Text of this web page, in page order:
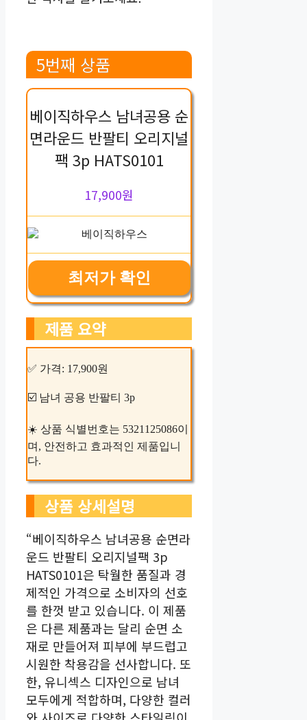
5번째 상품
베이직하우스 남녀공용 순
면라운드 반팔티 오리지널
팩 3p HATS0101
17,900원
최저가 확인
제품 요약
✅ 가격: 17,900원
☑️ 남녀 공용 반팔티 3p
☀️ 상품 식별번호는 5321125086이
며, 안전하고 효과적인 제품입니
다.
상품 상세설명
“베이직하우스 남녀공용 순면라
운드 반팔티 오리지널팩 3p
HATS0101은 탁월한 품질과 경
제적인 가격으로 소비자의 선호
를 한껏 받고 있습니다. 이 제품
은 다른 제품과는 달리 순면 소
재로 만들어져 피부에 부드럽고
시원한 착용감을 선사합니다. 또
한, 유니섹스 디자인으로 남녀
모두에게 적합하며, 다양한 컬러